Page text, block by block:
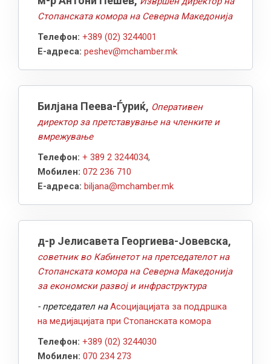
Стопанската комора на Северна Македонија
Телефон: +389 (02) 3244001
Е-адреса: peshev@mchamber.mk
Билјана Пеева-Ѓуриќ, Оперативен
директор за претставување на членките и
вмрежување
Телефон: + 389 2 3244034,
Мобилен: 072 236 710
Е-адреса: biljana@mchamber.mk
д-р Јелисавета Георгиева-Јовевска,
советник во Кабинетот на претседателот на
Стопанската комора на Северна Македонија
за економски развој и инфраструктура
- претседател наАсоцијацијата за поддршка
на медијацијата при Стопанската комора
Телефон: +389 (02) 3244030
Мобилен: 070 234 273